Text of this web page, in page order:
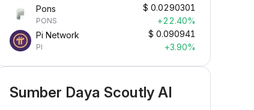
Pons
PONS
$ 0.0290301
+22.40%
Pi Network
PI
$ 0.090941
+3.90%
Sumber Daya Scoutly AI